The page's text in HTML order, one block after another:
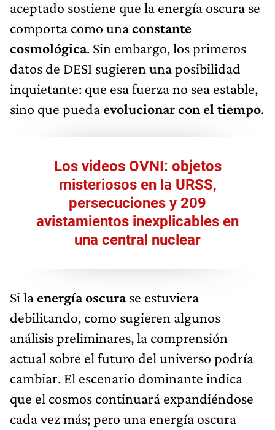
aceptado sostiene que la energía oscura se
comporta como unaconstante
cosmológica. Sin embargo, los primeros
datos de DESI sugieren una posibilidad
inquietante: que esa fuerza no sea estable,
sino que pueda evolucionar con el tiempo.
Los videos OVNI: objetos
misteriosos en la URSS,
persecuciones y 209
avistamientos inexplicables en
una central nuclear
Si la energía oscurase estuviera
debilitando, como sugieren algunos
análisis preliminares, la comprensión
actual sobre el futuro del universo podría
cambiar. El escenario dominante indica
que el cosmos continuará expandiéndose
cada vez más; pero una energía oscura